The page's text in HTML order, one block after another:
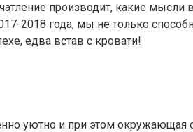
производит, какие
2018 года, мы не только
едва встав с кровати!
уютно и при этом окружающая